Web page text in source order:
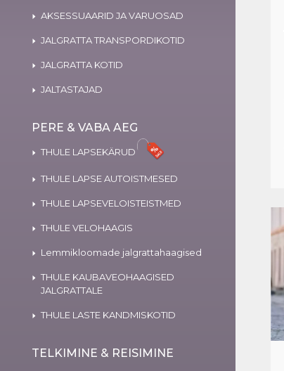
AKSESSUAARID JA VARUOSAD
JALGRATTA TRANSPORDIKOTID
JALGRATTA KOTID
JALTASTAJAD
PERE & VABA AEG
THULE LAPSEKÄRUD
THULE LAPSE AUTOISTMESED
THULE LAPSEVELOISTEISTMED
THULE VELOHAAGIS
Lemmikloomade jalgrattahaagised
THULE KAUBAVEOHAAGISED
JALGRATTALE
THULE LASTE KANDMISKOTID
TELKIMINE & REISIMINE